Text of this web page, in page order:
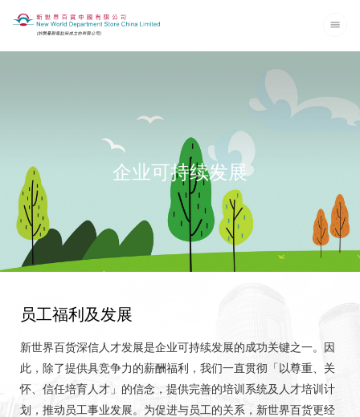
企业可持续发展
员工福利及发展
新世界百货深信人才发展是企业可持续发展的成功关键之一。因
此，除了提供具竞争力的薪酬福利，我们一直贯彻「以尊重、关
怀、信任培育人才」的信念，提供完善的培训系统及人才培训计
划，推动员工事业发展。为促进与员工的关系，新世界百货更经